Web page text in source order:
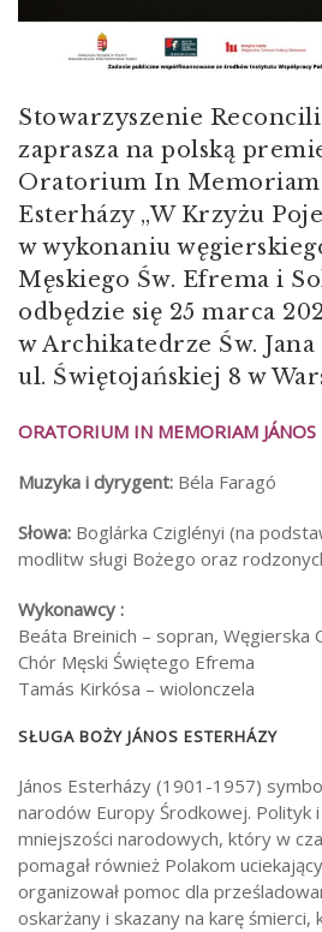
Stowarzyszenie
zaprasza na polską
Oratorium In Memoriam
Esterházy „W Krzyżu
w wykonaniu
Męskiego Św. Efrema i
odbędzie się 25 marca
w Archikatedrze Św.
ul. Świętojańskiej 8 w
ORATORIUM IN MEMORIAM JÁNOS
Muzyka i dyrygent: Béla Faragó
Słowa: Boglárka Cziglényi (na
modlitw sługi Bożego oraz
Wykonawcy :
Beáta Breinich – sopran, Węgierska
Chór Męski Świętego Efrema
Tamás Kirkósa – wiolonczela
SŁUGA BOŻY JÁNOS ESTERHÁZY
János Esterházy (1901-1957)
narodów Europy Środkowej. Polityk
mniejszości narodowych, który w
pomagał również Polakom
organizował pomoc dla
oskarżany i skazany na karę śmierci,